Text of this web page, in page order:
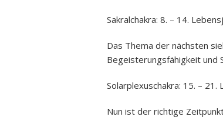
Sakralchakra: 8. – 14.
Das Thema der nächsten
Begeisterungsfähigkeit und
Solarplexuschakra: 15. – 21.
Nun ist der richtige